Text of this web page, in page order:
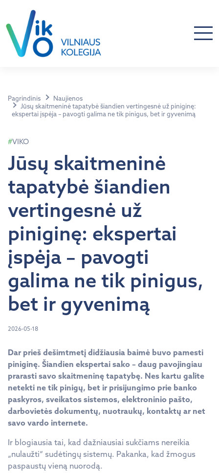
Pagrindinis
Naujienos
Jūsų skaitmeninė tapatybė šiandien vertingesnė už piniginę:
ekspertai įspėja – pavogti galima ne tik pinigus, bet ir gyvenimą
VIKO
Jūsų skaitmeninė
tapatybė šiandien
vertingesnė už
piniginę: ekspertai
įspėja – pavogti
galima ne tik pinigus,
bet ir gyvenimą
2026-05-18
Dar prieš dešimtmetį didžiausia baimė buvo pamesti
piniginę. Šiandien ekspertai sako – daug pavojingiau
prarasti savo skaitmeninę tapatybę. Nes kartu galite
netekti ne tik pinigų, bet ir prisijungimo prie banko
paskyros, sveikatos sistemos, elektroninio pašto,
darbovietės dokumentų, nuotraukų, kontaktų ar net
savo vardo internete.
Ir blogiausia tai, kad dažniausiai sukčiams nereikia
„nulaužti“ sudėtingų sistemų. Pakanka, kad žmogus
paspaustų vieną nuorodą.